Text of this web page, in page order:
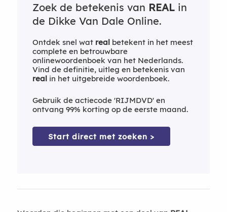
Zoek de betekenis van REALin
de Dikke Van Dale Online.
Ontdek snel wat realbetekent in het meest
complete en betrouwbare
onlinewoordenboek van het Nederlands.
Vind de definitie, uitleg en betekenis van
realin het uitgebreide woordenboek.
Gebruik de actiecode 'RIJMDVD' en
ontvang 99% korting op de eerste maand.
Start direct met zoeken >